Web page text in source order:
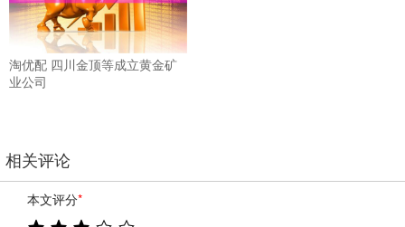
淘优配 四川金顶等成立黄金矿
业公司
相关评论
本文评分*